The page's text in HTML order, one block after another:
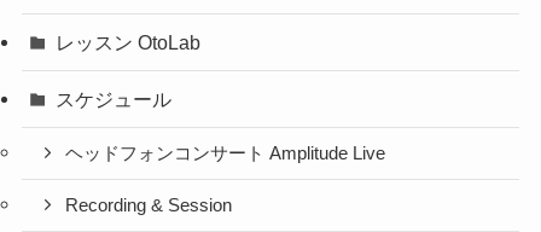
レッスン OtoLab
スケジュール
ヘッドフォンコンサート Amplitude Live
Recording & Session